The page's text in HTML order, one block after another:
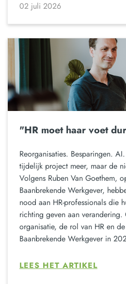
02 juli 2026
"HR moet haar voet
Reorganisaties. Besparingen.
tijdelijk project meer, maar de
Volgens Ruben Van Goethem,
Baanbrekende Werkgever,
nood aan HR-professionals die
richting geven aan
organisatie, de rol van HR en
Baanbrekende Werkgever in
LEES HET ARTIKEL